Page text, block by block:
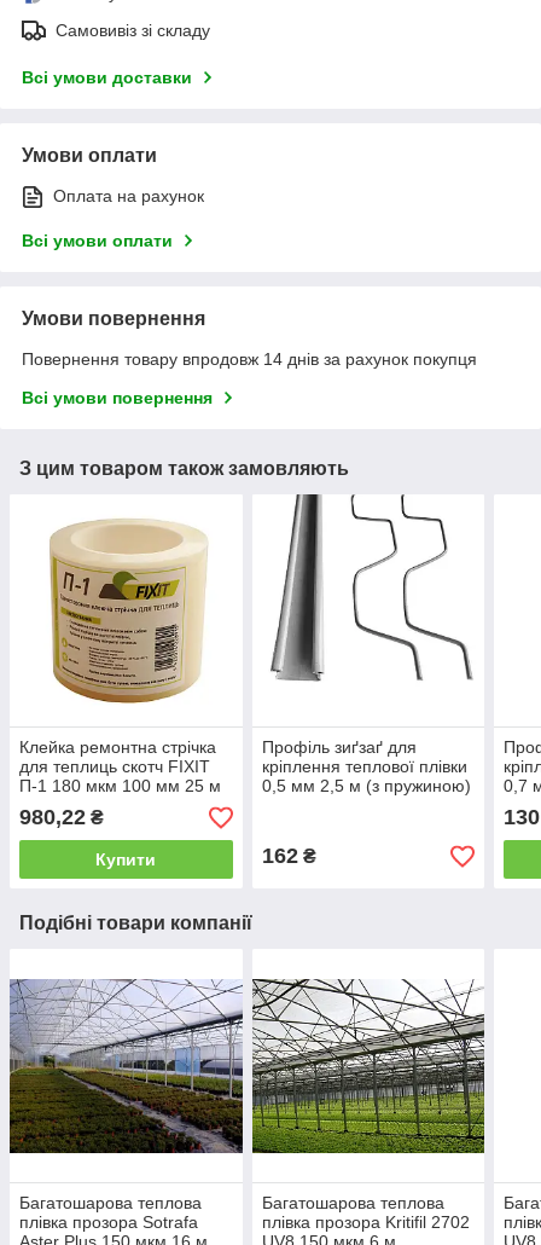
Самовивіз зі складу
Всі умови доставки
Умови оплати
Оплата на рахунок
Всі умови оплати
Умови повернення
Повернення товару впродовж 14 днів за рахунок покупця
Всі умови повернення
З цим товаром також замовляють
Клейка ремонтна стрічка
для теплиць скотч FIXIT
П-1 180 мкм 100 мм 25 м
980,22 ₴
Купити
Профіль зиґзаґ для
кріплення теплової плівки
0,5 мм 2,5 м (з пружиною)
162₴
0,7
Подібні товари компанії
Багатошарова теплова
плівка прозора Sotrafa
Багатошарова теплова
плівка прозора Kritifil 2702